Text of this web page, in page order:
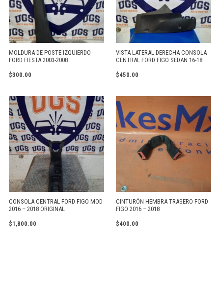
MOLDURA DE POSTE IZQUIERDO
FORD FIESTA 2003-2008
$300.00
VISTA LATERAL DERECHA CONSOLA
CENTRAL FORD FIGO SEDAN 16-18
$450.00
CONSOLA CENTRAL FORD FIGO MOD
2016 – 2018 ORIGINAL
$1,800.00
CINTURÓN HEMBRA TRASERO FORD
FIGO 2016 – 2018
$400.00